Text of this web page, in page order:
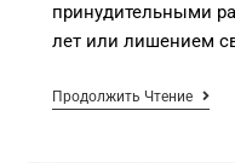
принудительными
лет или лишением
Продолжить Чтение